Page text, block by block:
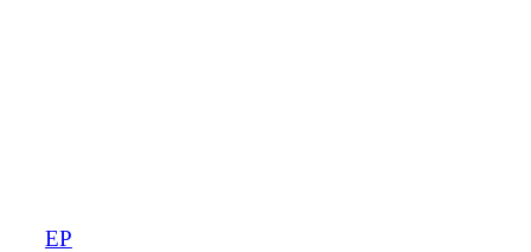
EP